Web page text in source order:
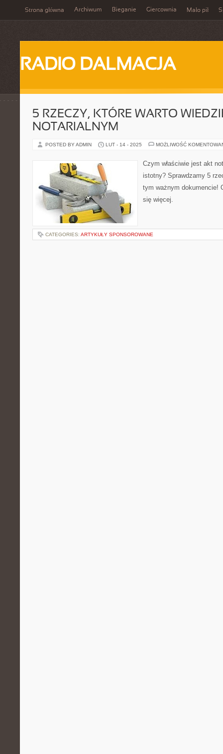
Strona główna Archiwum Bieganie Giercownia Mało pił
RADIO DALMACJA
5 RZECZY, KTÓRE WARTO
NOTARIALNYM
POSTED BY ADMIN LUT - 14 - 2025 MOŻLIWOŚĆ
Czym właściwie jest akt
istotny? Sprawdzamy 5
tym ważnym dokumencie!
się więcej.
CATEGORIES: ARTYKUŁY SPONSOROWANE